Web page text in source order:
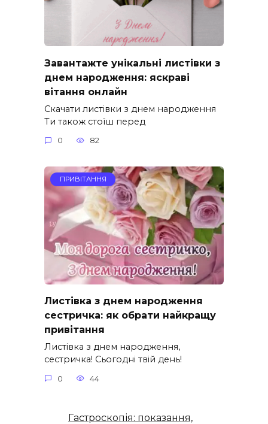
Завантажте унікальні листівки з
днем народження: яскраві
вітання онлайн
Скачати листівки з днем народження
Ти також стоїш перед
0 82
ПРИВІТАННЯ
Листівка з днем народження
сестричка: як обрати найкращу
привітання
Листівка з днем народження,
сестричка! Сьогодні твій день!
0 44
Гастроскопія: показання,